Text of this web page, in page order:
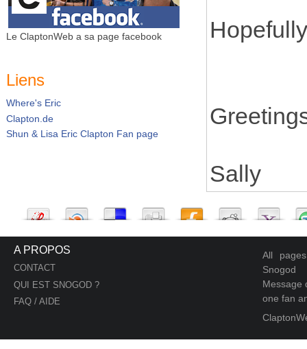
Le ClaptonWeb a sa page facebook
Liens
Where's Eric
Clapton.de
Shun & Lisa Eric Clapton Fan page
Sally
A PROPOS
CONTACT
QUI EST SNOGOD ?
FAQ / AIDE
All
Snogod
Message
one fan